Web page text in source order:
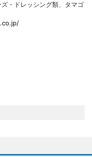
・ドレッシング類、タマゴ